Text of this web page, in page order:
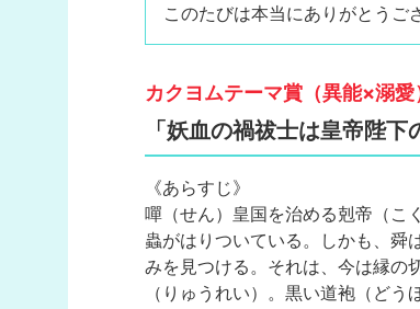
このたびは本当にありがとうご
カクヨムテーマ賞（異能×溺愛
「妖血の禍祓士は皇帝陛
《あらすじ》
嘽（せん）皇国を治める剋帝（こ
蟲がはりついている。しかも、舜
みを見つける。それは、今は縁の
（りゅうれい）。黒い道袍（ど